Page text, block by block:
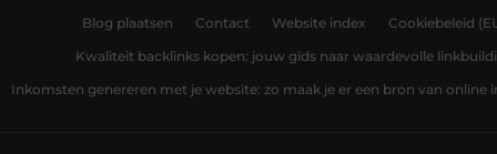
Blog plaatsen Contact Website index Cookiebeleid
Kwaliteit backlinks kopen: jouw gids naar waardevolle
Inkomsten genereren met je website: zo maak je er een bron van online